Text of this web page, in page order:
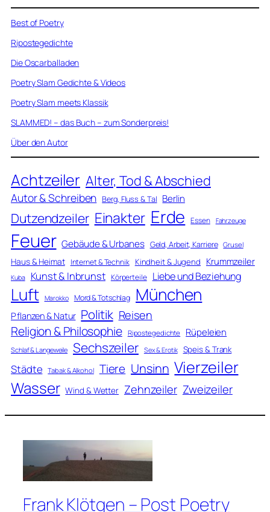
Best of Poetry
Ripostegedichte
Die Oscarballaden
Poetry Slam Gedichte & Videos
Poetry Slam meets Klassik
SLAMMED! – das Buch – zum Sonderpreis!
Über den Autor
Achtzeiler Alter, Tod & Abschied
Autor & Schreiben Berg, Fluss & Tal Berlin
Dutzendzeiler Einakter Erde Essen Fahrzeuge
Feuer Gebäude & Urbanes Geld, Arbeit, Karriere Grusel
Haus & Heimat Internet & Technik Kindheit & Jugend Krummzeiler
Kuba Kunst & Inbrunst Körperteile Liebe und Beziehung
Luft Marokko Mord & Totschlag München
Pflanzen & Natur Politik Reisen
Religion & Philosophie Ripostegedichte Rüpeleien
Schlaf & Langeweile Sechszeiler Sex & Erotik Speis & Trank
Städte Tabak & Alkohol Tiere Unsinn Vierzeiler
Wasser Wind & Wetter Zehnzeiler Zweizeiler
Frank Klötgen – Post Poetry